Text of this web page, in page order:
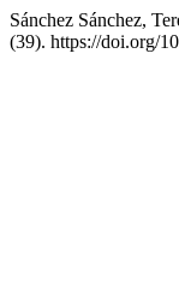
Sánchez Sánchez,
(39). https://doi.org/